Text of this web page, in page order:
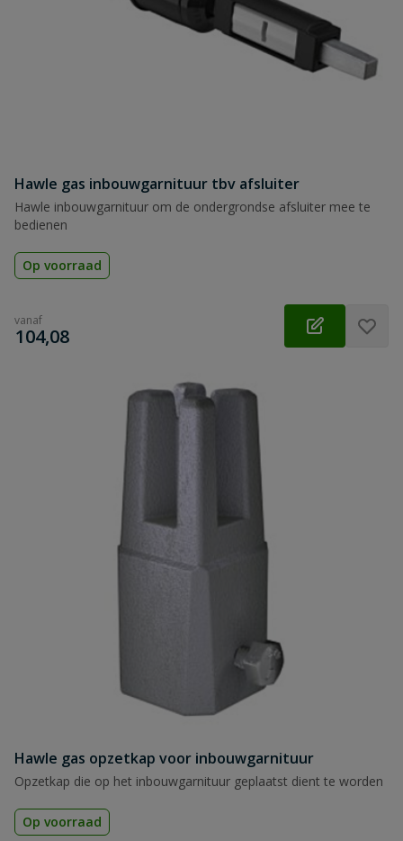
Hawle gas inbouwgarnituur tbv afsluiter
Hawle inbouwgarnituur om de ondergrondse afsluiter mee te
bedienen
Op voorraad
vanaf
€
104,08
Hawle gas opzetkap voor inbouwgarnituur
Opzetkap die op het inbouwgarnituur geplaatst dient te worden
Op voorraad